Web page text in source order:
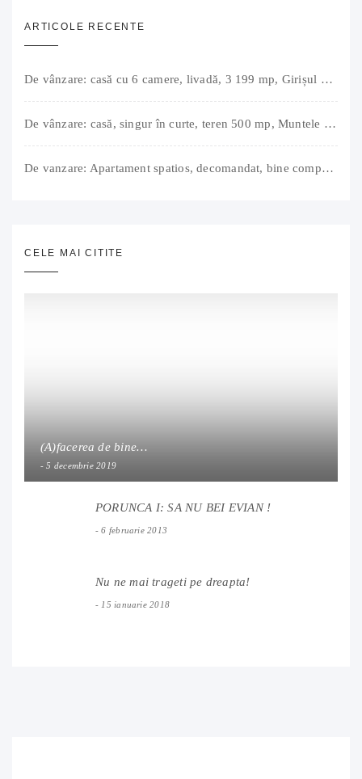
ARTICOLE RECENTE
De vânzare: casă cu 6 camere, livadă, 3 199 mp, Girișul Negru, Bihor, 42 000 Euro. Comision 0.
De vânzare: casă, singur în curte, teren 500 mp, Muntele Găina, Oradea. 157.000 € (negociabil). Comision 0.
De vanzare: Apartament spatios, decomandat, bine compartimentat, 3 camere, 2 bai, bucatarie, suprafață utilă de 64 mp + 3 balcoane (11 mp), strada Barierei, zona Dragos Voda Oradea. 89 500 E (neg). Comision 0
CELE MAI CITITE
(A)facerea de bine…
5 decembrie 2019
PORUNCA I: SA NU BEI EVIAN !
6 februarie 2013
Nu ne mai trageti pe dreapta!
15 ianuarie 2018